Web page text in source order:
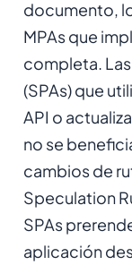
documento,
MPAs que
completa.
(SPAs) que
API o
no se
cambios de
Speculation
SPAs
aplicación